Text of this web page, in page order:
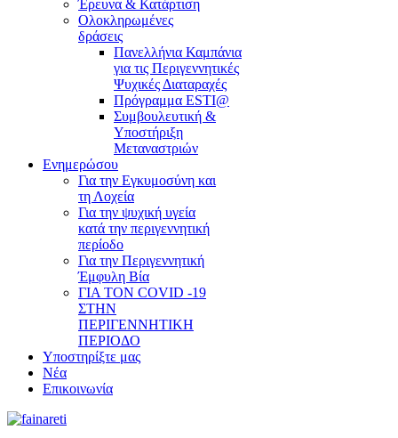
Έρευνα & Κατάρτιση
Ολοκληρωμένες
δράσεις
Πανελλήνια Καμπάνια
για τις Περιγεννητικές
Ψυχικές Διαταραχές
Πρόγραμμα ESTI@
Συμβουλευτική &
Υποστήριξη
Μεταναστριών
Ενημερώσου
Για την Εγκυμοσύνη και
τη Λοχεία
Για την ψυχική υγεία
κατά την περιγεννητική
περίοδο
Για την Περιγεννητική
Έμφυλη Βία
ΓΙΑ ΤΟΝ COVID -19
ΣΤΗΝ
ΠΕΡΙΓΕΝΝΗΤΙΚΗ
ΠΕΡΙΟΔΟ
Υποστηρίξτε μας
Νέα
Επικοινωνία